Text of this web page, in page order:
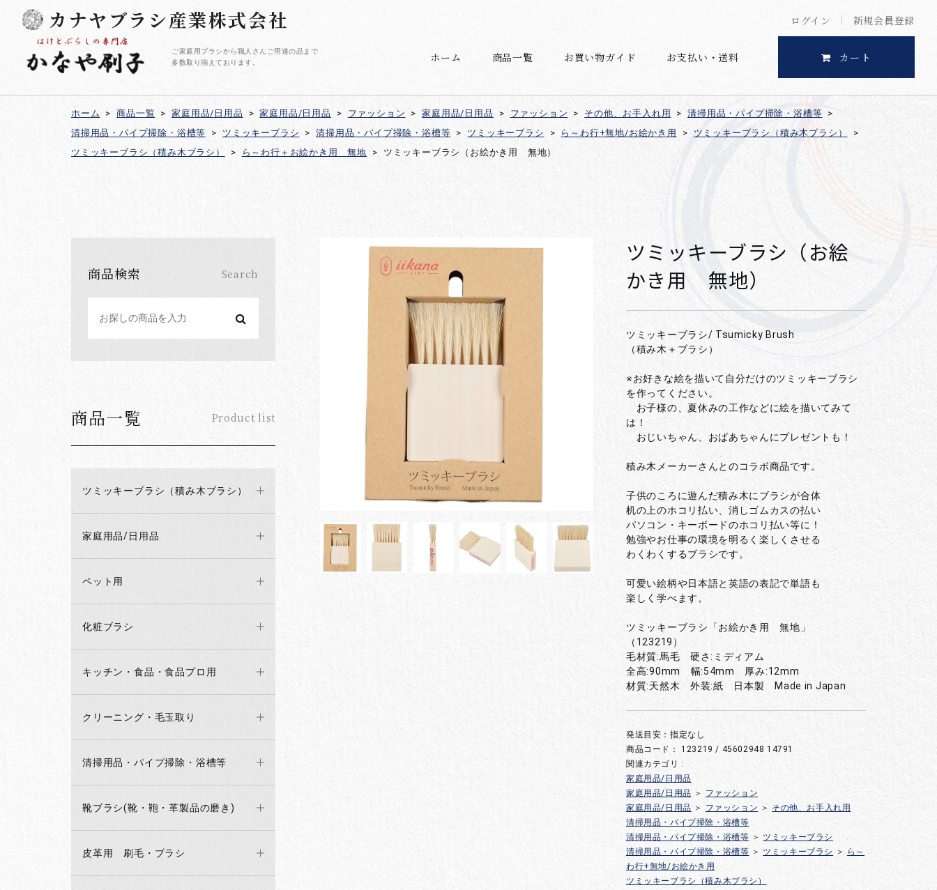
ログイン 新規会員登録
カナヤブラシ産業株式会社
ご家庭用ブラシから職人さんご用達の品まで
多数取り揃えております。
ホーム 商品一覧 お買い物ガイド お支払い・送料 カート
ホーム > 商品一覧 > 家庭用品/日用品 > 家庭用品/日用品 > ファッション > 家庭用品/日用品 > ファッション > その他、お手入れ用 > 清掃用品・パイプ掃除・浴槽等 >
清掃用品・パイプ掃除・浴槽等
> ツミッキーブラシ > 清掃用品・パイプ掃除・浴槽等 > ツミッキーブラシ > ら～わ行+無地/お絵かき用 > ツミッキーブラシ（積み木ブラシ）
>
ツミッキーブラシ（積み木ブラシ）
> ら～わ行＋お絵かき用 無地 > ツミッキーブラシ（お絵かき用 無地）
商品検索 Search
商品一覧 Product list
ツミッキーブラシ（積み木ブラシ）
家庭用品/日用品
ペット用
化粧ブラシ
キッチン・食品・食品プロ用
クリーニング・毛玉取り
清掃用品・パイプ掃除・浴槽等
靴ブラシ(靴・鞄・革製品の磨き)
皮革用 刷毛・ブラシ
ツミッキーブラシ（お絵
かき用 無地）
ツミッキーブラシ/ Tsumicky Brush
（積み木＋ブラシ）
※お好きな絵を描いて自分だけのツミッキーブラシ
を作ってください。
お子様の、夏休みの工作などに絵を描いてみて
は！
おじいちゃん、おばあちゃんにプレゼントも！
積み木メーカーさんとのコラボ商品です。
子供のころに遊んだ積み木にブラシが合体
机の上のホコリ払い、消しゴムカスの払い
パソコン・キーボードのホコリ払い等に！
勉強やお仕事の環境を明るく楽しくさせる
わくわくするブラシです。
可愛い絵柄や日本語と英語の表記で単語も
楽しく学べます。
ツミッキーブラシ「お絵かき用 無地」
（123219）
毛材質:馬毛 硬さ:ミディアム
全高:90mm 幅:54mm 厚み:12mm
材質:天然木 外装:紙 日本製 Made in Japan
発送目安：指定なし
商品コード：123219 / 45602948 14791
関連カテゴリ :
家庭用品/日用品
家庭用品/日用品 ＞
ファッション
家庭用品/日用品 ＞ ファッション ＞ その他、お手入れ用
清掃用品・パイプ掃除・浴槽等
清掃用品・パイプ掃除・浴槽等 ＞ ツミッキーブラシ
清掃用品・パイプ掃除・浴槽等 ＞ ツミッキーブラシ ＞
ら～
わ行+無地/お絵かき用
ツミッキーブラシ（積み木ブラシ）